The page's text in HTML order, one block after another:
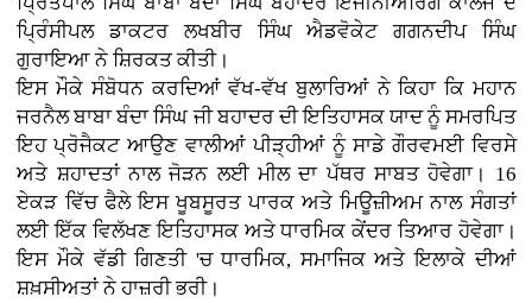
ਪ੍ਰਿੰਸੀਪਲ ਡਾਕਟਰ ਲਖਬੀਰ ਸਿੰਘ ਐਡਵੋਕੇਟ ਗਗਨਦੀਪ ਸਿੰਘ
ਗੁਰਾਇਆ ਨੇ ਸ਼ਿਰਕਤ ਕੀਤੀ।
ਇਸ ਮੌਕੇ ਸੰਬੋਧਨ ਕਰਦਿਆਂ ਵੱਖ-ਵੱਖ ਬੁਲਾਰਿਆਂ ਨੇ ਕਿਹਾ ਕਿ ਮਹਾਨ
ਜਰਨੈਲ ਬਾਬਾ ਬੰਦਾ ਸਿੰਘ ਜੀ ਬਹਾਦਰ ਦੀ ਇਤਿਹਾਸਕ ਯਾਦ ਨੂੰ ਸਮਰਪਿਤ
ਇਹ ਪ੍ਰੋਜੈਕਟ ਆਉਣ ਵਾਲੀਆਂ ਪੀੜ੍ਹੀਆਂ ਨੂੰ ਸਾਡੇ ਗੌਰਵਮਈ ਵਿਰਸੇ
ਅਤੇ ਸ਼ਹਾਦਤਾਂ ਨਾਲ ਜੋੜਨ ਲਈ ਮੀਲ ਦਾ ਪੱਥਰ ਸਾਬਤ ਹੋਵੇਗਾ। 16
ਏਕੜ ਵਿੱਚ ਫੈਲੇ ਇਸ ਖੂਬਸੂਰਤ ਪਾਰਕ ਅਤੇ ਮਿਊਜ਼ੀਅਮ ਨਾਲ ਸੰਗਤਾਂ
ਲਈ ਇੱਕ ਵਿਲੱਖਣ ਇਤਿਹਾਸਕ ਅਤੇ ਧਾਰਮਿਕ ਕੇਂਦਰ ਤਿਆਰ ਹੋਵੇਗਾ।
ਇਸ ਮੌਕੇ ਵੱਡੀ ਗਿਣਤੀ 'ਚ ਧਾਰਮਿਕ, ਸਮਾਜਿਕ ਅਤੇ ਇਲਾਕੇ ਦੀਆਂ
ਸ਼ਖ਼ਸੀਅਤਾਂ ਨੇ ਹਾਜ਼ਰੀ ਭਰੀ।